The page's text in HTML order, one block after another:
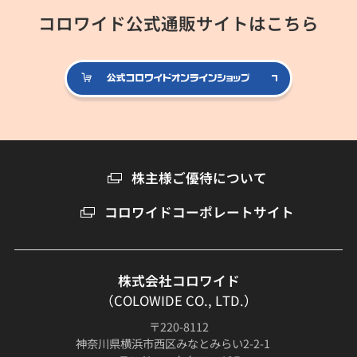
コロワイド公式通販サイトはこちら
公式コロ
株主様ご優待について
コロワイドコーポレートサイト
株式会社コロワイド
（COLOWIDE CO., LTD.）
〒220-8112
神奈川県横浜市西区みなとみらい2-2-1